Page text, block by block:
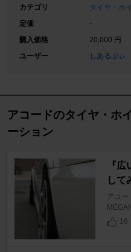
カテゴリ
タイヤ・ホ
定価
-
購入価格
20,000 円
ユーザー
しあるぶぃ
アコードのタイヤ・ホ
ーション
『
して
アコー
16